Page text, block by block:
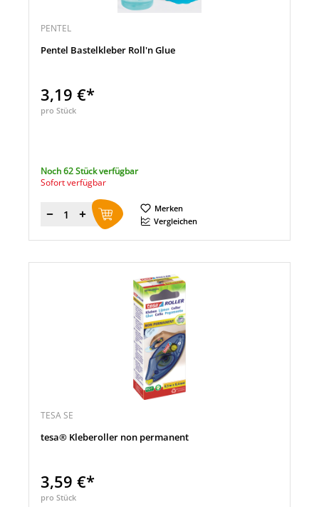
PENTEL
Pentel Bastelkleber Roll'n Glue
3,19 €*
pro Stück
Noch 62 Stück verfügbar
Sofort verfügbar
Menge
Merken
Vergleichen
TESA SE
tesa® Kleberoller non permanent
3,59 €*
pro Stück